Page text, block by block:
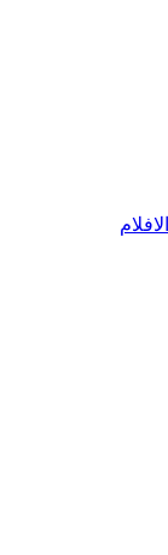
الافلام